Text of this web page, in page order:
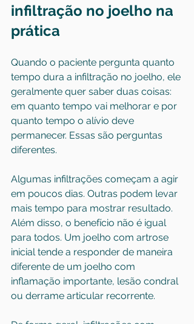
infiltração no joelho na
prática
Quando o paciente pergunta quanto
tempo dura a infiltração no joelho, ele
geralmente quer saber duas coisas:
em quanto tempo vai melhorar e por
quanto tempo o alívio deve
permanecer. Essas são perguntas
diferentes.
Algumas infiltrações começam a agir
em poucos dias. Outras podem levar
mais tempo para mostrar resultado.
Além disso, o benefício não é igual
para todos. Um joelho com artrose
inicial tende a responder de maneira
diferente de um joelho com
inflamação importante, lesão condral
ou derrame articular recorrente.